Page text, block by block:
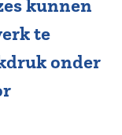
kunnen
te
onder